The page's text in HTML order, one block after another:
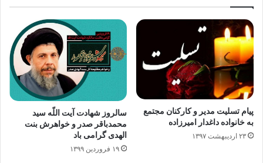
پیام تسلیت مدیر و کارکنان مجتمع
به خانواده داغدار امیرزاده
۲۳ اردیبهشت ۱۳۹۷
سالروز شهادت آیت اللّه سید
محمدباقر صدر و خواهرش بنت
الهدی گرامی باد
۱۹ فروردین ۱۳۹۹